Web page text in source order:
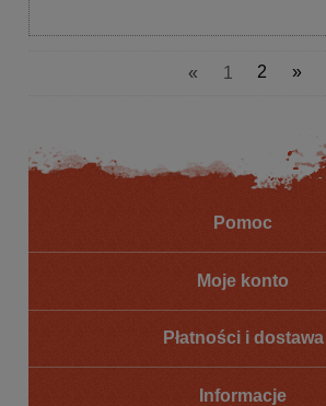
« 1 2 »
Pomoc
Moje konto
Płatności i dostawa
Informacje